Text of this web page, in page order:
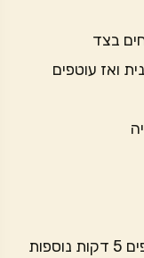
בצד
ואז עוטפים